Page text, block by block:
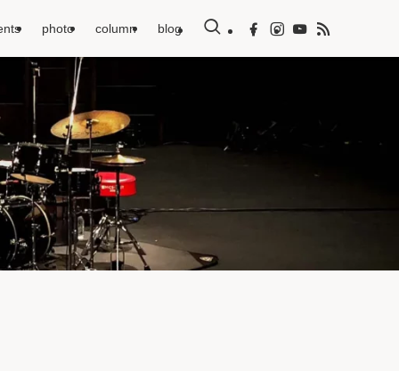
photo column blog